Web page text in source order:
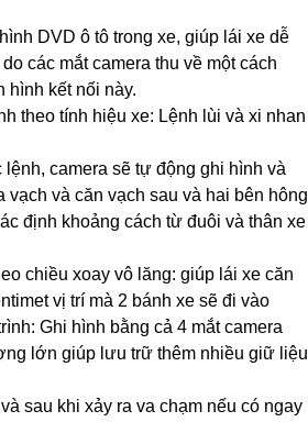
DVD ô tô trong xe, giúp lái xe dễ
các mắt camera thu về một cách
hình kết nối này.
theo tính hiệu xe: Lệnh lùi và xi nhan
lệnh, camera sẽ tự động ghi hình và
vạch và căn vạch sau và hai bên hông
định khoảng cách từ đuôi và thân xe
chiều xoay vô lăng: giúp lái xe căn
vị trí mà 2 bánh xe sẽ đi vào
Ghi hình bằng cả 4 mắt camera
lớn giúp lưu trữ thêm nhiều giữ liệu
sau khi xảy ra va chạm nếu có ngay